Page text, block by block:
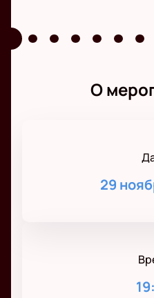
О
29